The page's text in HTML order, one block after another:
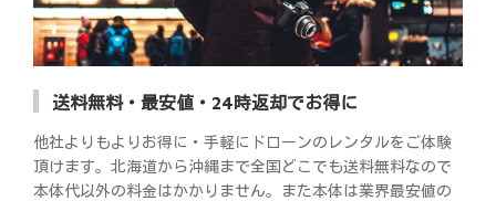
送料無料・最安値・24時返却でお得に
他社よりもよりお得に・手軽にドローンのレンタルをご体験
頂けます。北海道から沖縄まで全国どこでも送料無料なので
本体代以外の料金はかかりません。また本体は業界最安値の